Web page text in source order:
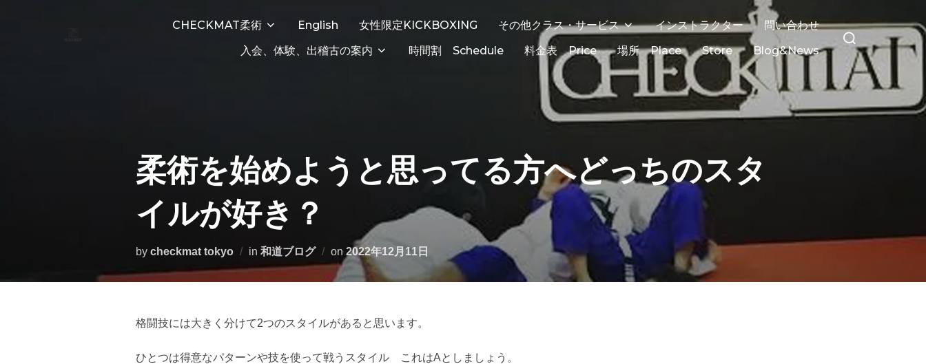
CHECKMAT柔術 English 女性限定KICKBOXING その他クラス・サービス インストラクター
問い合わせ
入会、体験、出稽古の案内
時間割 Schedule 料金表 Price 場所 Place Store Blog&News
検
索
象:
柔術を始めようと思ってる方へどっちのスタ
イルが好き？
by checkmat tokyo in 和道ブログ on 投
2022年12月11日
格闘技には大きく分けて2つのスタイルがあると思います。
ひとつは得意なパターンや技を使って戦うスタイル これはAとしましょう。